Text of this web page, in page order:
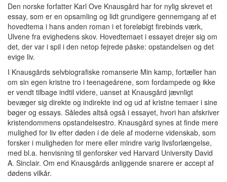
Den norske forfatter Karl Ove Knausgård har for nylig skrevet et
essay, som er en opsamling og lidt grundigere gennemgang af et
hovedtema i hans anden roman i et foreløbigt firebinds værk,
Ulvene fra evighedens skov. Hovedtemaet i essayet drejer sig om
det, der var i spil i den netop fejrede påske: opstandelsen og det
evige liv.
I Knausgårds selvbiografiske romanserie Min kamp, fortæller han
om sin egen kristne tro i teenageårene, som fordampede og ikke
er vendt tilbage indtil videre, uanset at Knausgård jævnligt
bevæger sig direkte og indirekte ind og ud af kristne temaer i sine
bøger og essays. Således altså også i essayet, hvori han afskriver
kristendommens opstandelsestro. Knausgård synes at finde mere
mulighed for liv efter døden i de dele af moderne videnskab, som
forsker i muligheden for mere eller mindre varig livsforlængelse,
med bl.a. henvisning til genforsker ved Harvard University David
A. Sinclair. Om end Knausgårds anliggende snarere er accept af
dødens vilkår.